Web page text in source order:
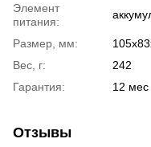
Элемент
питания:
Размер, мм:
Вес, г:
242
Гарантия:
12 мес
Отзывы